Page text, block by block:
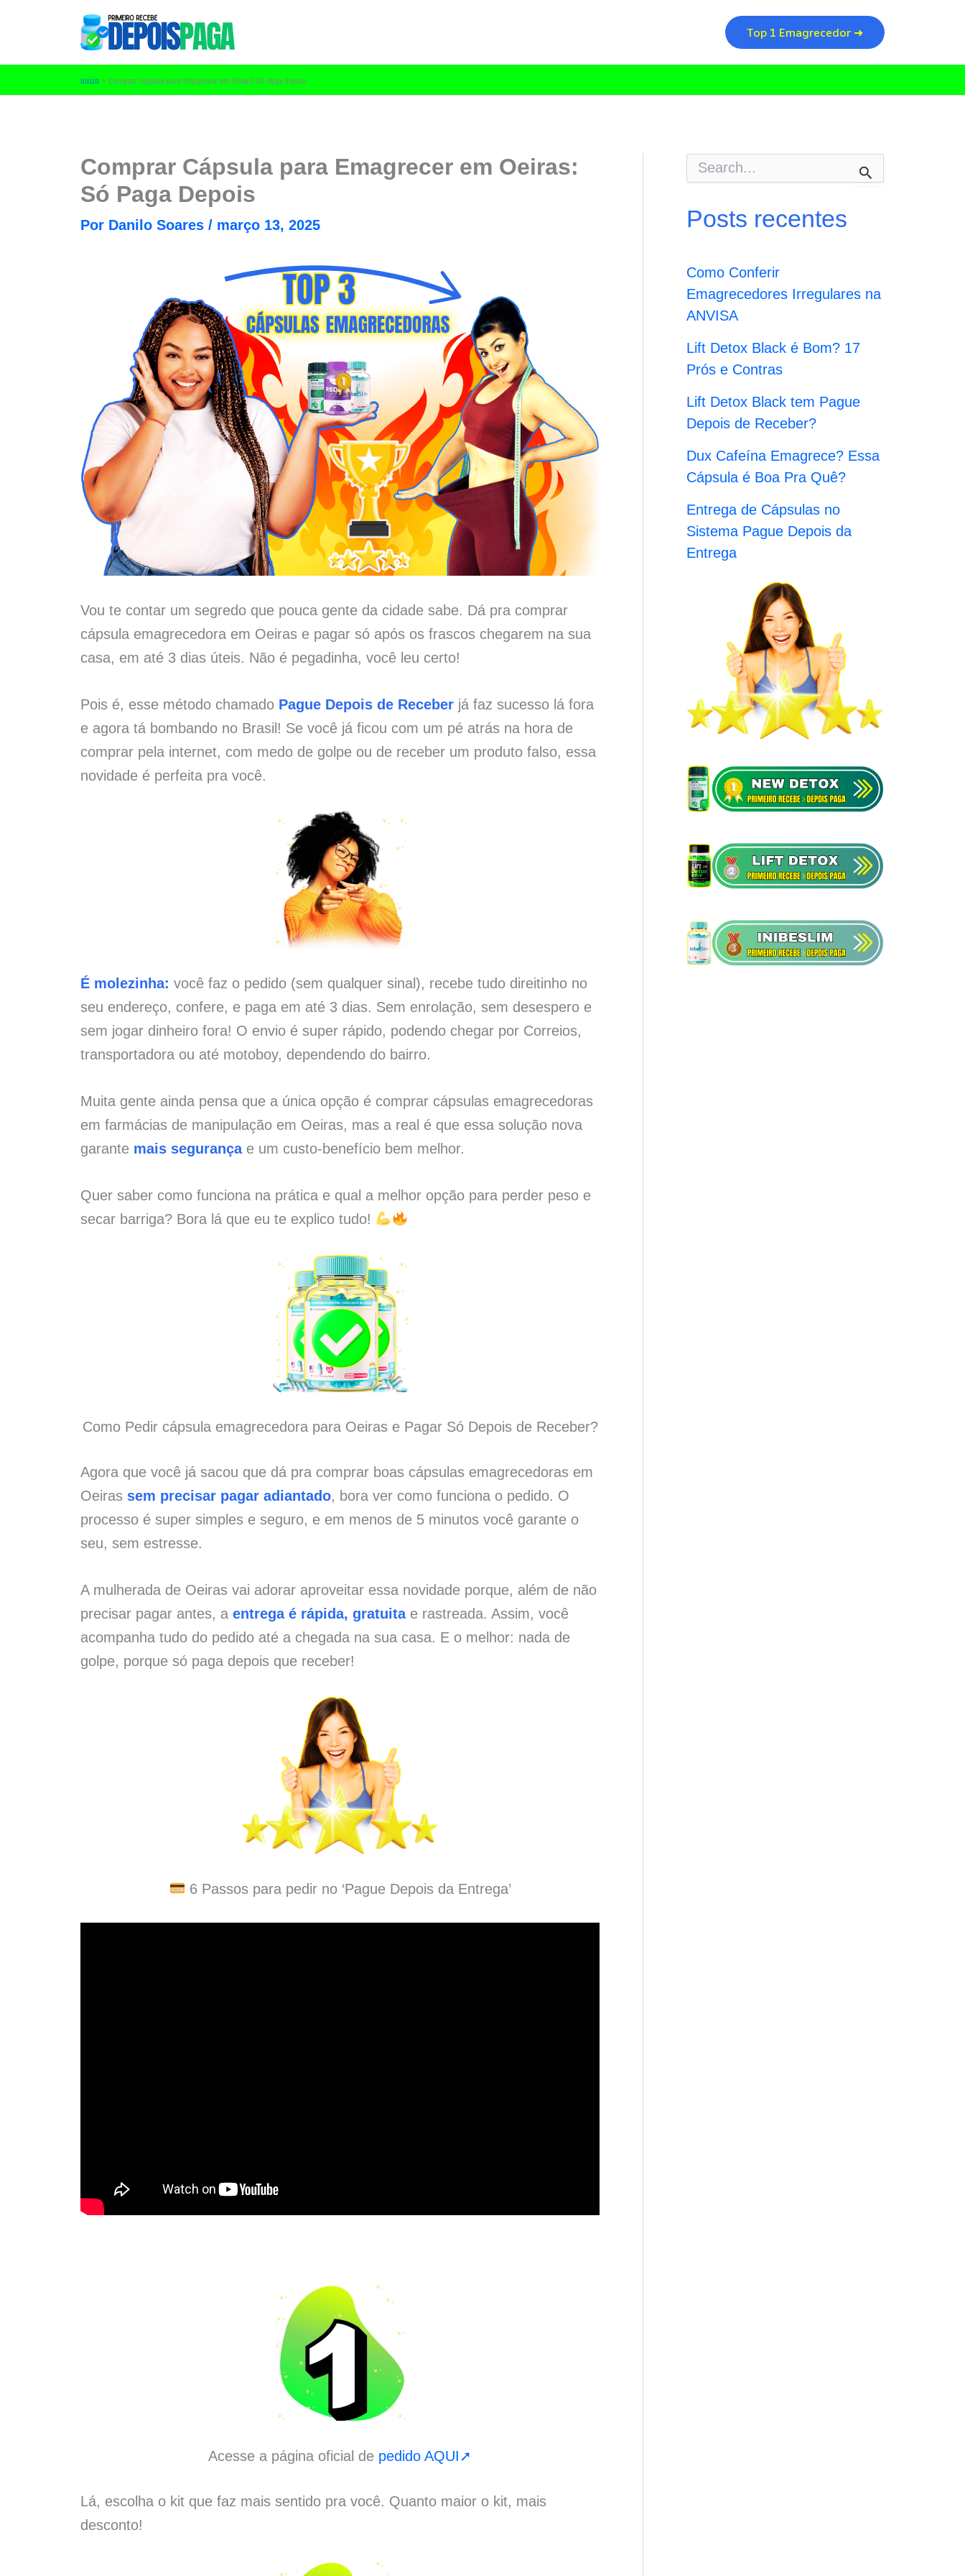
Top 1 Emagrecedor ➜
Início Comprar Cápsula para Emagrecer em [local]: Só Paga Depois
Comprar Cápsula para Emagrecer em Oeiras:
Só Paga Depois
Por Danilo Soares / março 13, 2025
Vou te contar um segredo que pouca gente da cidade sabe. Dá pra comprar
cápsula emagrecedora em Oeiras e pagar só após os frascos chegarem na sua
casa, em até 3 dias úteis. Não é pegadinha, você leu certo!
Pois é, esse método chamado Pague Depois de Receber já faz sucesso lá fora
e agora tá bombando no Brasil! Se você já ficou com um pé atrás na hora de
comprar pela internet, com medo de golpe ou de receber um produto falso, essa
novidade é perfeita pra você.
É molezinha: você faz o pedido (sem qualquer sinal), recebe tudo direitinho no
seu endereço, confere, e paga em até 3 dias. Sem enrolação, sem desespero e
sem jogar dinheiro fora! O envio é super rápido, podendo chegar por Correios,
transportadora ou até motoboy, dependendo do bairro.
Muita gente ainda pensa que a única opção é comprar cápsulas emagrecedoras
em farmácias de manipulação em Oeiras, mas a real é que essa solução nova
garante mais segurançae um custo-benefício bem melhor.
Quer saber como funciona na prática e qual a melhor opção para perder peso e
secar barriga? Bora lá que eu te explico tudo!
Como Pedir cápsula emagrecedora para Oeiras e Pagar Só Depois de Receber?
Agora que você já sacou que dá pra comprar boas cápsulas emagrecedoras em
Oeiras sem precisar pagar adiantado, bora ver como funciona o pedido. O
processo é super simples e seguro, e em menos de 5 minutos você garante o
seu, sem estresse.
A mulherada de Oeiras vai adorar aproveitar essa novidade porque, além de não
precisar pagar antes, a entrega é rápida, gratuitae rastreada. Assim, você
acompanha tudo do pedido até a chegada na sua casa. E o melhor: nada de
golpe, porque só paga depois que receber!
6 Passos para pedir no ‘Pague Depois da Entrega’
Acesse a página oficial de pedido AQUI➚
Lá, escolha o kit que faz mais sentido pra você. Quanto maior o kit, mais
desconto!
u
r
p
r
Posts recentes
Como Conferir
Emagrecedores Irregulares na
ANVISA
Lift Detox Black é Bom? 17
Prós e Contras
Lift Detox Black tem Pague
Depois de Receber?
Dux Cafeína Emagrece? Essa
Cápsula é Boa Pra Quê?
Entrega de Cápsulas no
Sistema Pague Depois da
Entrega